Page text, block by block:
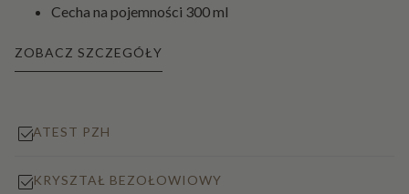
Cecha na pojemności 300 ml
ZOBACZ SZCZEGÓŁY
ATEST PZH
KRYSZTAŁ BEZOŁOWIOWY